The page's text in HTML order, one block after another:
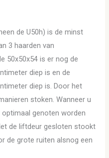
de U50h) is de minst
3 haarden van
50x50x54 is er nog de
diep is en de
diep is. Door het
stoken. Wanneer u
genoten worden
de liftdeur gesloten stookt
de grote ruiten alsnog een